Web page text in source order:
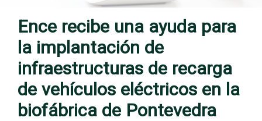
Ence recibe una ayuda para
la implantación de
infraestructuras de recarga
de vehículos eléctricos en la
biofábrica de Pontevedra